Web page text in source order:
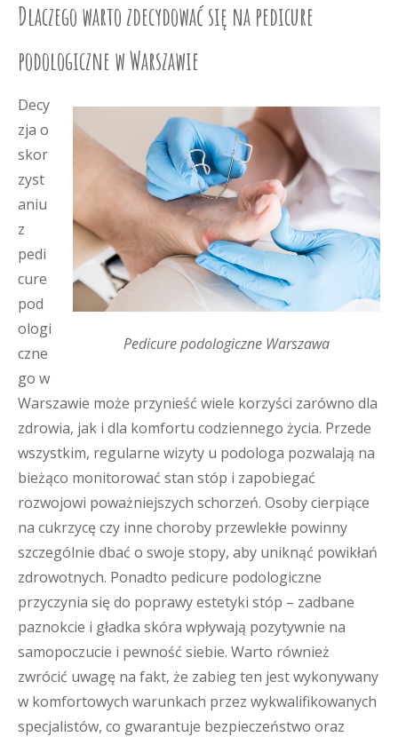
Dlaczego warto zdecydować się na pedicure
podologiczne w Warszawie
Pedicure podologiczne Warszawa
Decy
zja o
skor
zyst
aniu
z
pedi
cure
pod
ologi
czne
go w
Warszawie może przynieść wiele korzyści zarówno dla
zdrowia, jak i dla komfortu codziennego życia. Przede
wszystkim, regularne wizyty u podologa pozwalają na
bieżąco monitorować stan stóp i zapobiegać
rozwojowi poważniejszych schorzeń. Osoby cierpiące
na cukrzycę czy inne choroby przewlekłe powinny
szczególnie dbać o swoje stopy, aby uniknąć powikłań
zdrowotnych. Ponadto pedicure podologiczne
przyczynia się do poprawy estetyki stóp – zadbane
paznokcie i gładka skóra wpływają pozytywnie na
samopoczucie i pewność siebie. Warto również
zwrócić uwagę na fakt, że zabieg ten jest wykonywany
w komfortowych warunkach przez wykwalifikowanych
specjalistów, co gwarantuje bezpieczeństwo oraz